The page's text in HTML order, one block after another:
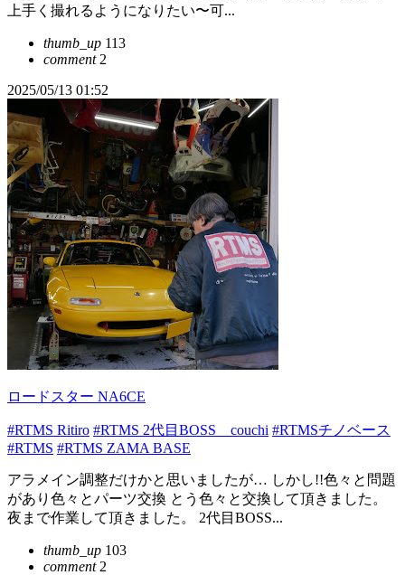
上手く撮れるようになりたい〜可...
thumb_up 113
comment2
2025/05/13 01:52
ロードスター NA6CE
#RTMS Ritiro #RTMS 2代目BOSS couchi #RTMSチノベース
#RTMS #RTMS ZAMA BASE
アラメイン調整だけかと思いましたが… しかし!!色々と問題
があり色々とパーツ交換 とう色々と交換して頂きました。
夜まで作業して頂きました。 2代目BOSS...
thumb_up 103
comment2